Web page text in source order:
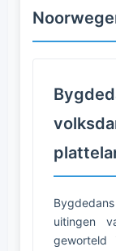
uitingen
geworteld